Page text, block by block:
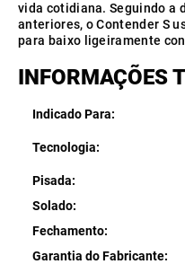
vida cotidiana. Seguindo a
anteriores, o Contender S
para baixo ligeiramente
INFORMAÇÕES
Indicado Para
Tecnologia
Pisada
Solado
Fechamento
Garantia do Fabricante